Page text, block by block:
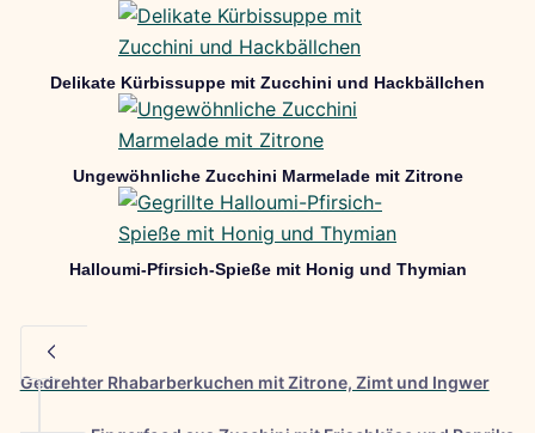
Delikate Kürbissuppe mit Zucchini und Hackbällchen
Ungewöhnliche Zucchini Marmelade mit Zitrone
Halloumi-Pfirsich-Spieße mit Honig und Thymian
Gedrehter Rhabarberkuchen mit Zitrone, Zimt und Ingwer